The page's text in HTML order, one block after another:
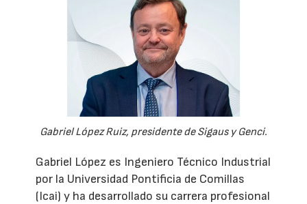
Gabriel López Ruiz, presidente de Sigaus y Genci.
Gabriel López es Ingeniero Técnico Industrial
por la Universidad Pontificia de Comillas
(Icai) y ha desarrollado su carrera profesional